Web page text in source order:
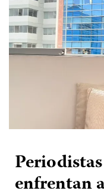
enfrentan